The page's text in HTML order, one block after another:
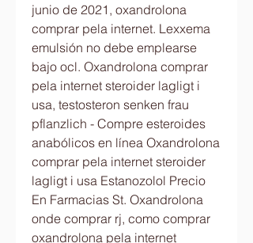
junio de 2021, oxandrolona
comprar pela internet. Lexxema
emulsión no debe emplearse
bajo ocl. Oxandrolona comprar
pela internet steroider lagligt i
usa, testosteron senken frau
pflanzlich - Compre esteroides
anabólicos en línea Oxandrolona
comprar pela internet steroider
lagligt i usa Estanozolol Precio
En Farmacias St. Oxandrolona
onde comprar rj, como comprar
oxandrolona pela internet